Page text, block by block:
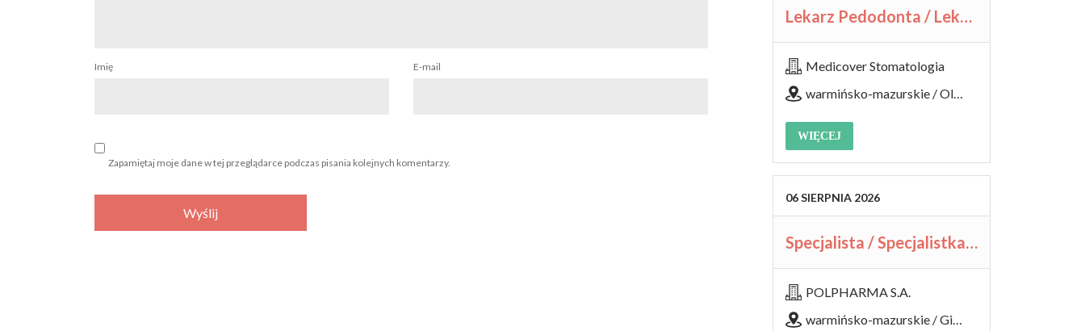
Imię E-mail
Zapamiętaj moje dane w tej przeglądarce podczas pisania kolejnych komentarzy.
Lekarz Pedodonta / Lekarka Pedodontka​
Medicover Stomatologia
warmińsko-mazurskie / Olsztyn, ul. Tęczowy Las 5
WIĘCEJ
06SIERPNIA 2026
Specjalista / Specjalistka ds. Sprzedaży w Branży Farmaceutycznej
POLPHARMA S.A.
warmińsko-mazurskie / Giżycko